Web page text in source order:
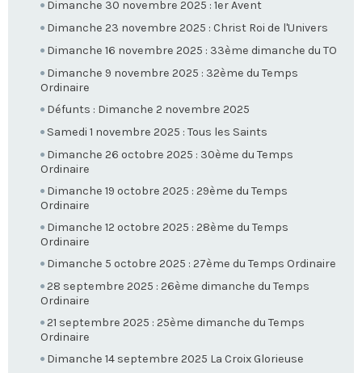
Dimanche 30 novembre 2025 : 1er Avent
Dimanche 23 novembre 2025 : Christ Roi de l'Univers
Dimanche 16 novembre 2025 : 33ème dimanche du TO
Dimanche 9 novembre 2025 : 32ème du Temps
Ordinaire
Défunts : Dimanche 2 novembre 2025
Samedi 1 novembre 2025 : Tous les Saints
Dimanche 26 octobre 2025 : 30ème du Temps
Ordinaire
Dimanche 19 octobre 2025 : 29ème du Temps
Ordinaire
Dimanche 12 octobre 2025 : 28ème du Temps
Ordinaire
Dimanche 5 octobre 2025 : 27ème du Temps Ordinaire
28 septembre 2025 : 26ème dimanche du Temps
Ordinaire
21 septembre 2025 : 25ème dimanche du Temps
Ordinaire
Dimanche 14 septembre 2025 La Croix Glorieuse